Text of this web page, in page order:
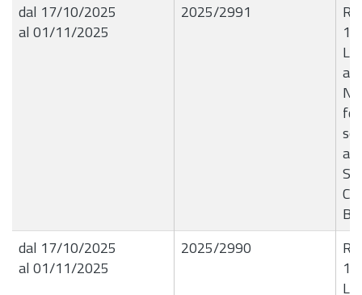
dal 17/10/2025
al 01/11/2025
2025/2991
dal 17/10/2025
al 01/11/2025
2025/2990